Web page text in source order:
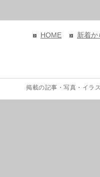
HOME 新着か
掲載の記事・写真・イ